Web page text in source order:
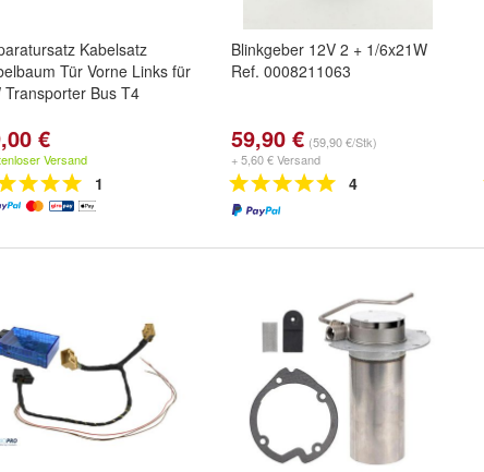
Kabelsatz
Tür Vorne Links für
Transporter Bus T4
€
Versand
1
Blinkgeber 12V 2 + 1/6x21W
Ref. 0008211063
59,90 € (59,90 €/Stk)
+ 5,60 € Versand
4